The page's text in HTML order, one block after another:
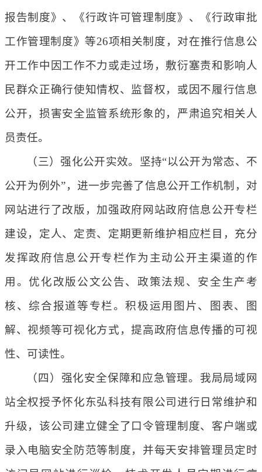
报告制度》、《行政许可管理制度》、《行政审批
工作管理制度》等26项相关制度，对在推行信息公
开工作中因工作不力或走过场，敷衍塞责和影响人
民群众正确行使知情权、监督权，或因不履行信息
公开，损害安全监管系统形象的，严肃追究相关人
员责任。
（三）强化公开实效。坚持“以公开为常态、不
公开为例外”，进一步完善了信息公开工作机制，对
网站进行了改版，加强政府网站政府信息公开专栏
建设，定人、定责、定期更新维护相应栏目，充分
发挥政府信息公开专栏作为主动公开主渠道的作
用。优化改版公文公告、政策法规、安全生产考
核、综合报道等专栏。积极运用图片、图表、图
解、视频等可视化方式，提高政府信息传播的可视
性、可读性。
（四）强化安全保障和应急管理。我局局域网
站全权授予怀化东弘科技有限公司进行日常维护和
升级，该公司建立健全了口令管理制度、客户端或
录入电脑安全防范等制度，并每天安排管理员定时